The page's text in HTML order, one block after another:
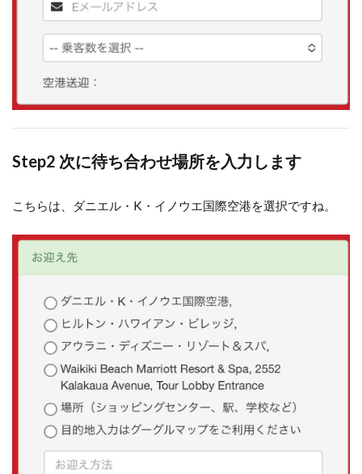
（Charley’s
Taxi）
に
Step2 次に待ち合わせ場所を入力します
こちらは、ダニエル・K・イノウエ国際空港を選択ですね。